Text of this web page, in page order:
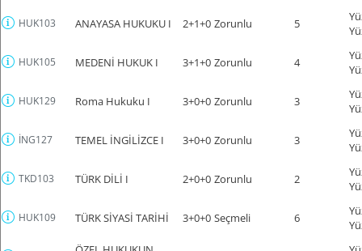
HUK103 ANAYASA HUKUKU I 2+1+0 Zorunlu 5
HUK105 MEDENİ HUKUK I 3+1+0 Zorunlu 4
HUK129 Roma Hukuku I 3+0+0 Zorunlu 3
İNG127 TEMEL İNGİLİZCE I 3+0+0 Zorunlu 3
TKD103 TÜRK DİLİ I 2+0+0 Zorunlu 2
HUK109 TÜRK SİYASİ TARİHİ 3+0+0 Seçmeli 6